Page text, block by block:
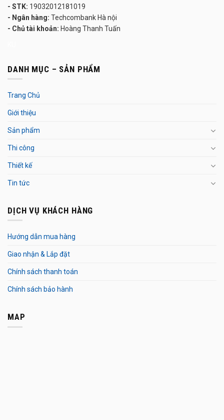
- STK: 19032012181019
- Ngân hàng: Techcombank Hà nội
- Chủ tài khoản: Hoàng Thanh Tuấn
DANH MỤC – SẢN PHẨM
Trang Chủ
Giới thiệu
Sản phẩm
Thi công
Thiết kế
Tin tức
DỊCH VỤ KHÁCH HÀNG
Hướng dẫn mua hàng
Giao nhận & Lắp đặt
Chính sách thanh toán
Chính sách bảo hành
MAP